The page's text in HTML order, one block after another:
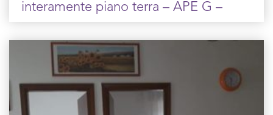
interamente piano terra – APE G –